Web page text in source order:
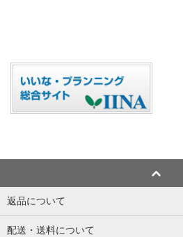
返品について
配送・送料について